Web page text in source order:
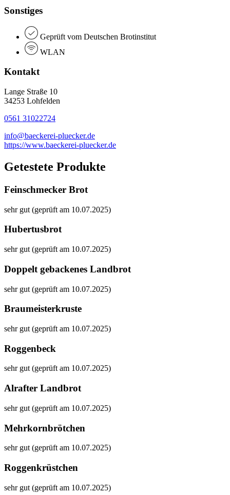
Sonstiges
Geprüft vom Deutschen Brotinstitut
WLAN
Kontakt
Lange Straße 10
34253 Lohfelden
0561 31022724
info@baeckerei-pluecker.de
https://www.baeckerei-pluecker.de
Getestete Produkte
Feinschmecker Brot
sehr gut (geprüft am 10.07.2025)
Hubertusbrot
sehr gut (geprüft am 10.07.2025)
Doppelt gebackenes Landbrot
sehr gut (geprüft am 10.07.2025)
Braumeisterkruste
sehr gut (geprüft am 10.07.2025)
Roggenbeck
sehr gut (geprüft am 10.07.2025)
Alrafter Landbrot
sehr gut (geprüft am 10.07.2025)
Mehrkornbrötchen
sehr gut (geprüft am 10.07.2025)
Roggenkrüstchen
sehr gut (geprüft am 10.07.2025)